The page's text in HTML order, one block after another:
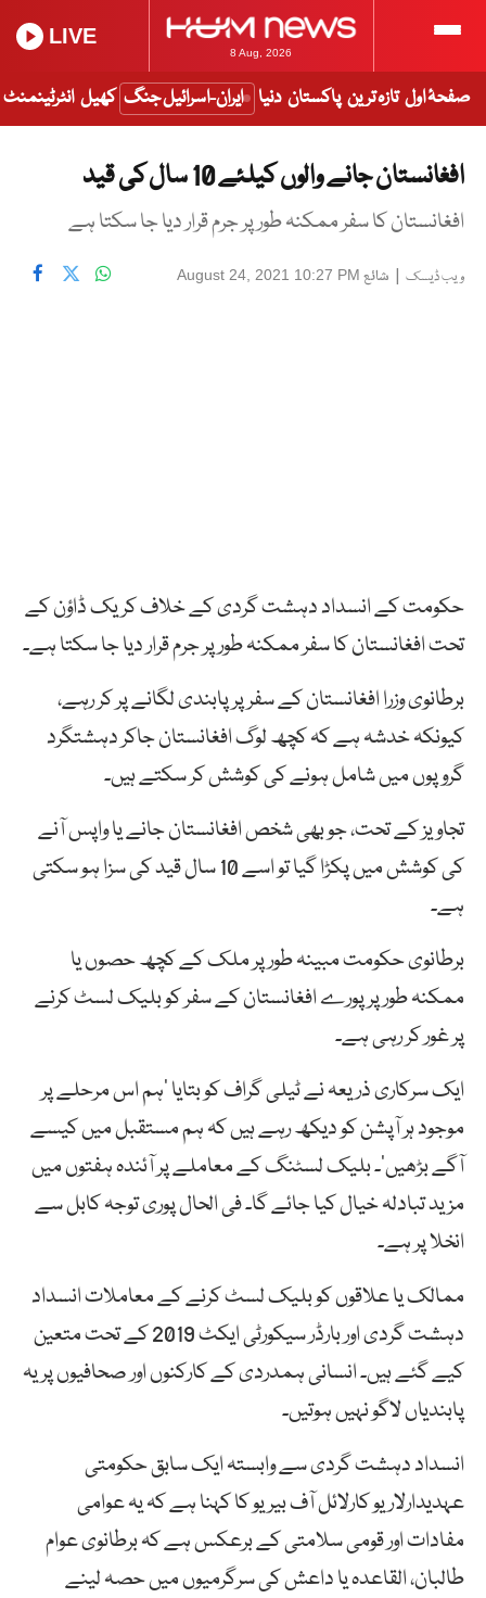
8 Aug, 2026
LIVE
صفحۂ اول تازہ ترین پاکستان دنیا ایران-اسرائیل جنگ کھیل انٹرٹینمنٹ
افغانستان جانے والوں کیلئے 10 سال کی قید
افغانستان کا سفر ممکنہ طور پر جرم قرار دیا جا سکتا ہے
ویب ڈیسک | شائع August 24, 2021 10:27 PM
حکومت کے انسداد دہشت گردی کے خلاف کریک ڈاؤن کے
تحت افغانستان کا سفر ممکنہ طور پر جرم قرار دیا جا سکتا ہے۔
برطانوی وزرا افغانستان کے سفر پرپابندی لگانے پر کر رہے،
کیونکہ خدشہ ہے کہ کچھ لوگ افغانستان جاکر دہشتگرد
گروپوں میں شامل ہونے کی کوشش کر سکتے ہیں۔
تجاویز کے تحت، جو بھی شخص افغانستان جانے یا واپس آنے
کی کوشش میں پکڑا گیا تو اسے 10 سال قید کی سزا ہو سکتی
ہے۔
برطانوی حکومت مبینہ طور پر ملک کے کچھ حصوں یا
ممکنہ طور پر پورے افغانستان کے سفر کو بلیک لسٹ کرنے
پر غور کر رہی ہے۔
ایک سرکاری ذریعہ نے ٹیلی گراف کو بتایا ‘ہم اس مرحلے پر
موجود ہر آپشن کو دیکھ رہے ہیں کہ ہم مستقبل میں کیسے
آگے بڑھیں‘۔ بلیک لسٹنگ کے معاملے پر آئندہ ہفتوں میں
مزید تبادلہ خیال کیا جائے گا۔ فی الحال پوری توجہ کابل سے
انخلا پر ہے۔
ممالک یا علاقوں کو بلیک لسٹ کرنے کے معاملات انسداد
دہشت گردی اور بارڈر سیکورٹی ایکٹ 2019 کے تحت متعین
کیے گئے ہیں۔ انسانی ہمدردی کے کارکنوں اور صحافیوں پر یہ
پابندیاں لاگو نہیں ہوتیں۔
انسداد دہشت گردی سے وابستہ ایک سابق حکومتی
عہدیدارلاریو کارلائل آف بیریو کا کہنا ہے کہ یہ عوامی
مفادات اور قومی سلامتی کے برعکس ہے کہ برطانوی عوام
طالبان، القاعدہ یا داعش کی سرگرمیوں میں حصہ لینے